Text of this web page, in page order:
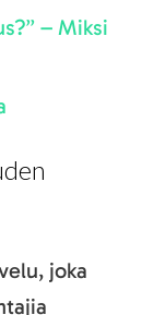
– Miksi
joka